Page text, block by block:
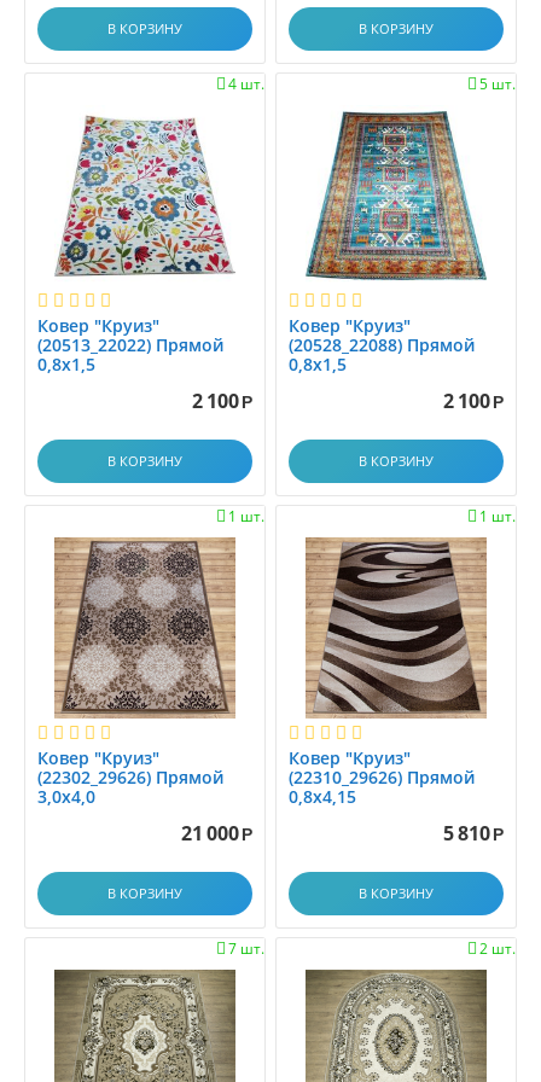
0.8x2.9
0.8x3.0
0.8x3.1
0.8x3.5
0.8x3.9
0.8x4.0
0.8x4.15
0.8x4.5
0.8x5.0
0.8x5.5
0.8x6.0
0.9x2.5
0.9x3.0
0.9x3.5
0.9x4.0
0.9x4.5
0.9x5.0
0.9x5.5
0.9x6.0
1,6x2.3
1.0
1.0x1.0
1.0x1.45
1.0x1.5
1.0x1.95
1.0x2.0
1.0x2.1
1.0x2.25
В КОРЗИНУ В КОРЗИНУ
4 шт.

Ковер "Круиз"
(20513_22022) Прямой
0,8х1,5
2 100 Р
В КОРЗИНУ
5 шт.

Ковер "Круиз"
(20528_22088) Прямой
0,8х1,5
2 100 Р
В КОРЗИНУ
1 шт.

Ковер "Круиз"
(22302_29626) Прямой
3,0х4,0
21 000 Р
В КОРЗИНУ
1 шт.

Ковер "Круиз"
(22310_29626) Прямой
0,8x4,15
5 810 Р
В КОРЗИНУ
7 шт.
 2 шт.
